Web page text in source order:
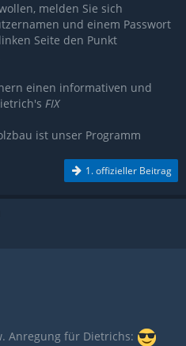
melden Sie sich
und einem Passwort
Seite den Punkt
einen informativen und
FIX
ist unser Programm
1. offizieller Beitrag
Anregung für Dietrichs: